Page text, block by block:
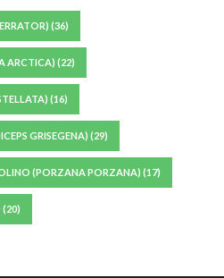
(36)
ARCTICA) (22)
(16)
GRISEGENA) (29)
(PORZANA PORZANA) (17)
(20)